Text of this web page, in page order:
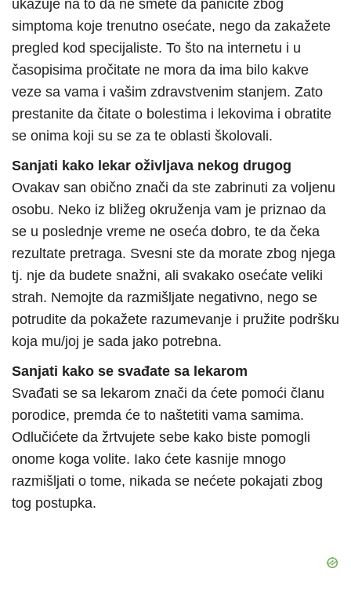
ukazuje na to da ne smete da paničite zbog
simptoma koje trenutno osećate, nego da zakažete
pregled kod specijaliste. To što na internetu i u
časopisima pročitate ne mora da ima bilo kakve
veze sa vama i vašim zdravstvenim stanjem. Zato
prestanite da čitate o bolestima i lekovima i obratite
se onima koji su se za te oblasti školovali.
Sanjati kako lekar oživljava nekog drugog
Ovakav san obično znači da ste zabrinuti za voljenu
osobu. Neko iz bližeg okruženja vam je priznao da
se u poslednje vreme ne oseća dobro, te da čeka
rezultate pretraga. Svesni ste da morate zbog njega
tj. nje da budete snažni, ali svakako osećate veliki
strah. Nemojte da razmišljate negativno, nego se
potrudite da pokažete razumevanje i pružite podršku
koja mu/joj je sada jako potrebna.
Sanjati kako se svađate sa lekarom
Svađati se sa lekarom znači da ćete pomoći članu
porodice, premda će to naštetiti vama samima.
Odlučićete da žrtvujete sebe kako biste pomogli
onome koga volite. Iako ćete kasnije mnogo
razmišljati o tome, nikada se nećete pokajati zbog
tog postupka.